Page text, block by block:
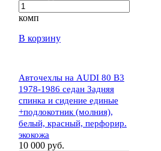
комп
В корзину
Авточехлы на AUDI 80 В3
1978-1986 седан Задняя
спинка и сидение единые
+подлокотник (молния),
белый, красный, перфорир.
экокожа
10 000 руб.